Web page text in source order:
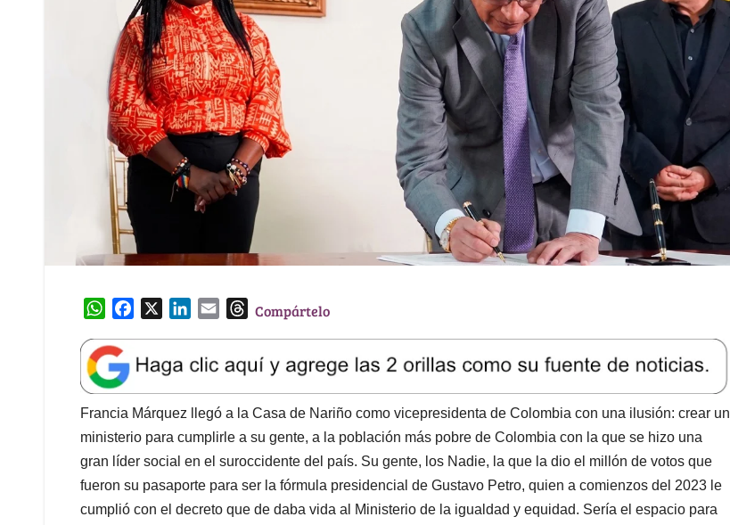
W
a
t
s
A
p
p
e
b
o
o
k
k
e
d
I
n
l
T
e
a
d
s
Compártelo
Francia Márquez llegó a la Casa de Nariño como vicepresidenta de Colombia con una ilusión: crear un
ministerio para cumplirle a su gente, a la población más pobre de Colombia con la que se hizo una
gran líder social en el suroccidente del país. Su gente, los Nadie, la que la dio el millón de votos que
fueron su pasaporte para ser la fórmula presidencial de Gustavo Petro, quien a comienzos del 2023 le
cumplió con el decreto que de daba vida al Ministerio de la igualdad y equidad. Sería el espacio para